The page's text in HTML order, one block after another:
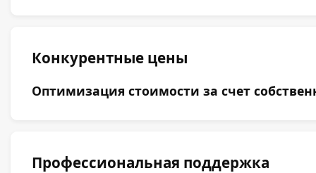
Конкурентные цены
Оптимизация стоимости за счет
Профессиональная поддержка